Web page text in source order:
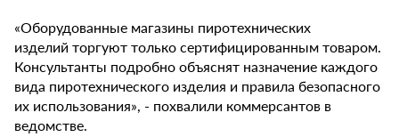
«Оборудованные магазины пиротехнических
изделий торгуют только сертифицированным товаром.
Консультанты подробно объяснят назначение каждого
вида пиротехнического изделия и правила безопасного
их использования», - похвалили коммерсантов в
ведомстве.